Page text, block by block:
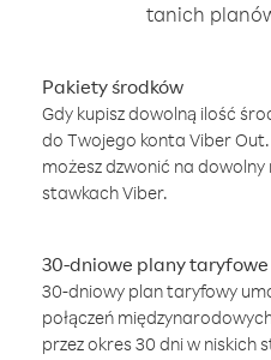
tanich
Pakiety środków
Gdy kupisz dowolną ilość
do Twojego konta Viber
możesz dzwonić na
stawkach Viber.
30-dniowe plany taryfowe
30-dniowy plan taryfowy
połączeń
przez okres 30 dni w niskich